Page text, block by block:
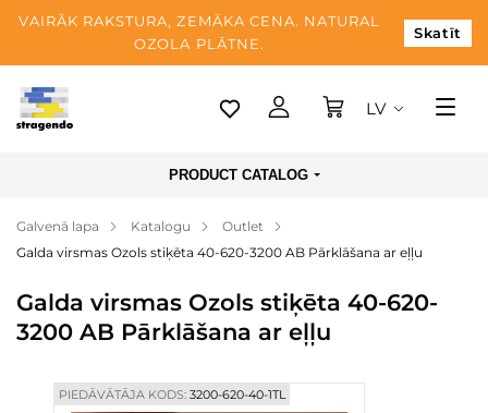
VAIRĀK RAKSTURA, ZEMĀKA CENA. NATURAL
OZOLA PLĀTNE.
Skatīt
Tallina
Apmaksa
Blogs
LV
PRODUCT CATALOG
Galvenā lapa Katalogu
Outlet
Galda virsmas Ozols stiķēta 40-620-3200 AB Pārklāšana ar eļļu
Galda virsmas Ozols stiķēta 40-620-
3200 AB Pārklāšana ar eļļu
PIEDĀVĀTĀJA KODS:3200-620-40-1TL